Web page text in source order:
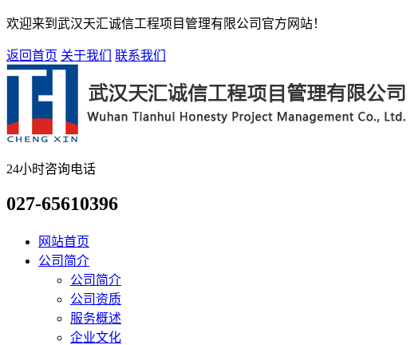
欢迎来到武汉天汇诚信工程项目管理有限公司官方网站！
返回首页 关于我们 联系我们
24小时咨询电话
027-65610396
网站首页
公司简介
公司简介
公司资质
服务概述
企业文化